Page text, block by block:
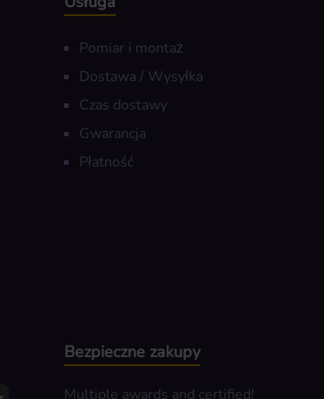
Pomiar i montaż
Dostawa / Wysyłka
Czas dostawy
Gwarancja
Płatność
Bezpieczne zakupy
Multiple awards and certified!